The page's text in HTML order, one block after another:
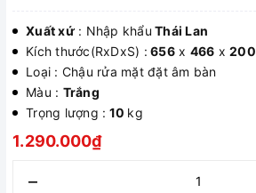
Xuất xứ: Nhập khẩu Thái Lan
Kích thước(RxDxS) : 656x 466 x 200
Loại : Chậu rửa mặt đặt âm bàn
Màu : Trắng
Trọng lượng : 10 kg
1.290.000₫
–